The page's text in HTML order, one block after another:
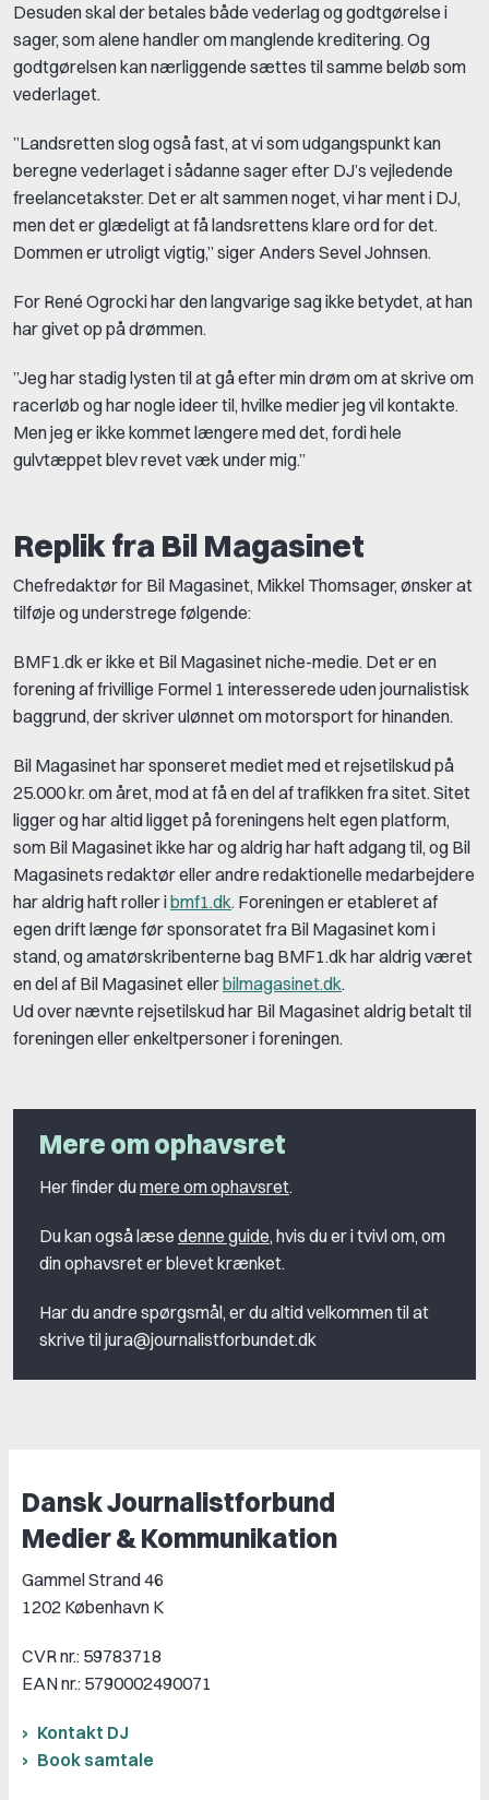
Desuden skal der betales både vederlag og godtgørelse i
sager, som alene handler om manglende kreditering. Og
godtgørelsen kan nærliggende sættes til samme beløb som
vederlaget.
”Landsretten slog også fast, at vi som udgangspunkt kan
beregne vederlaget i sådanne sager efter DJ’s vejledende
freelancetakster. Det er alt sammen noget, vi har ment i DJ,
men det er glædeligt at få landsrettens klare ord for det.
Dommen er utroligt vigtig,” siger Anders Sevel Johnsen.
For René Ogrocki har den langvarige sag ikke betydet, at han
har givet op på drømmen.
”Jeg har stadig lysten til at gå efter min drøm om at skrive om
racerløb og har nogle ideer til, hvilke medier jeg vil kontakte.
Men jeg er ikke kommet længere med det, fordi hele
gulvtæppet blev revet væk under mig.”
Replik fra Bil Magasinet
Chefredaktør for Bil Magasinet, Mikkel Thomsager, ønsker at
tilføje og understrege følgende:
BMF1.dk er ikke et Bil Magasinet niche-medie. Det er en
forening af frivillige Formel 1 interesserede uden journalistisk
baggrund, der skriver ulønnet om motorsport for hinanden.
Bil Magasinet har sponseret mediet med et rejsetilskud på
25.000 kr. om året, mod at få en del af trafikken fra sitet. Sitet
ligger og har altid ligget på foreningens helt egen platform,
som Bil Magasinet ikke har og aldrig har haft adgang til, og Bil
Magasinets redaktør eller andre redaktionelle medarbejdere
har aldrig haft roller ibmf1.dk. Foreningen er etableret af
egen drift længe før sponsoratet fra Bil Magasinet kom i
stand, og amatørskribenterne bag BMF1.dk har aldrig været
en del af Bil Magasinet ellerbilmagasinet.dk.
Ud over nævnte rejsetilskud har Bil Magasinet aldrig betalt til
foreningen eller enkeltpersoner i foreningen.
Mere om ophavsret
Her finder dumere om ophavsret.
Du kan også læse denne guide, hvis du er i tvivl om, om
din ophavsret er blevet krænket.
Har du andre spørgsmål, er du altid velkommen til at
skrive til jura@journalistforbundet.dk
Dansk Journalistforbund
Medier & Kommunikation
Gammel Strand 46
1202 København K
CVR nr.: 59783718
EAN nr.: 5790002490071
Kontakt DJ
Book samtale